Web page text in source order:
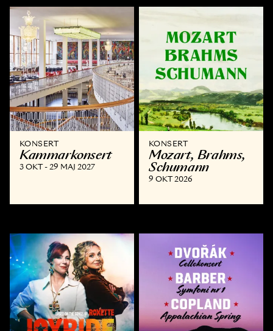
KONSERT
Kammar­konsert
3 OKT - 29 MAJ 2027
KONSERT
Mozart, Brahms,
Schumann
9 OKT 2026